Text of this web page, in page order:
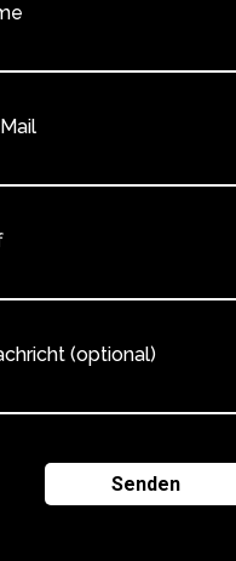
(optional)